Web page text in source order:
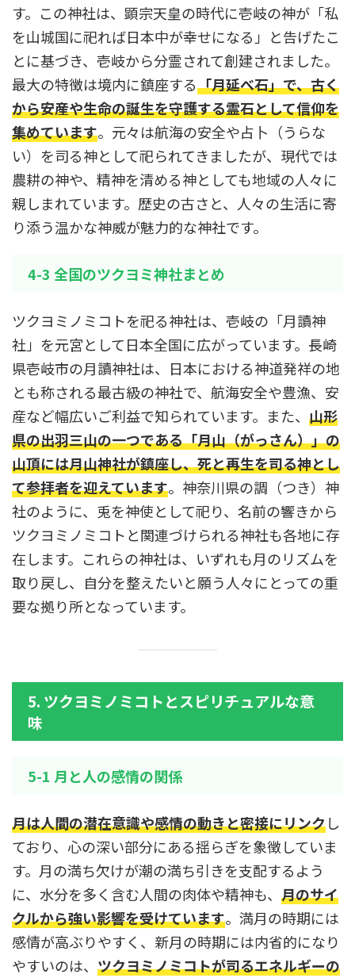
す。この神社は、顕宗天皇の時代に壱岐の神が「私
を山城国に祀れば日本中が幸せになる」と告げたこ
とに基づき、壱岐から分霊されて創建されました。
最大の特徴は境内に鎮座する「月延べ石」で、古く
から安産や生命の誕生を守護する霊石として信仰を
集めています。元々は航海の安全や占卜（うらな
い）を司る神として祀られてきましたが、現代では
農耕の神や、精神を清める神としても地域の人々に
親しまれています。歴史の古さと、人々の生活に寄
り添う温かな神威が魅力的な神社です。
4-3 全国のツクヨミ神社まとめ
ツクヨミノミコトを祀る神社は、壱岐の「月讀神
社」を元宮として日本全国に広がっています。長崎
県壱岐市の月讀神社は、日本における神道発祥の地
とも称される最古級の神社で、航海安全や豊漁、安
産など幅広いご利益で知られています。また、 山形
県の出羽三山の一つである「月山（がっさん）」の
山頂には月山神社が鎮座し、死と再生を司る神とし
て参拝者を迎えています。神奈川県の調（つき）神
社のように、兎を神使として祀り、名前の響きから
ツクヨミノミコトと関連づけられる神社も各地に存
在します。これらの神社は、いずれも月のリズムを
取り戻し、自分を整えたいと願う人々にとっての重
要な拠り所となっています。
5. ツクヨミノミコトとスピリチュアルな意
味
5-1 月と人の感情の関係
月は人間の潜在意識や感情の動きと密接にリンクし
ており、心の深い部分にある揺らぎを象徴していま
す。月の満ち欠けが潮の満ち引きを支配するよう
に、水分を多く含む人間の肉体や精神も、 月のサイ
クルから強い影響を受けています。満月の時期には
感情が高ぶりやすく、新月の時期には内省的になり
やすいのは、 ツクヨミノミコトが司るエネルギーの